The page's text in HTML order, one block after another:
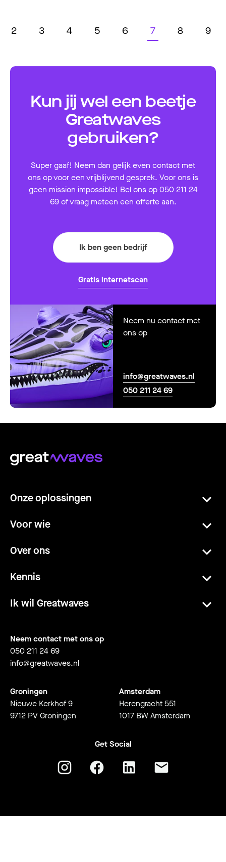
2 3 4 5 6 7 8 9
Kun jij wel een beetje
Greatwaves
gebruiken?
Super gaaf! Neem dan gelijk even contact met
ons op voor een vrijblijvend gesprek. Voor ons is
geen mission impossible! Bel ons op 050 211 24
69 of vraag meteen een offerte aan.
Ik ben geen bedrijf
Gratis internetscan
Neem nu contact met
ons op
info@greatwaves.nl
050 211 24 69
Onze oplossingen
Voor wie
Over ons
Kennis
Ik wil Greatwaves
Neem contact met ons op
050 211 24 69
info@greatwaves.nl
Groningen
Nieuwe Kerkhof 9
9712 PV Groningen
Amsterdam
Herengracht 551
1017 BW Amsterdam
Get Social